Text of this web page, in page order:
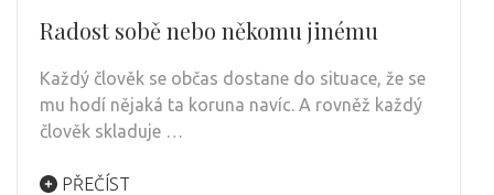
Radost sobě nebo někomu jinému
Každý člověk se občas dostane do situace, že se
mu hodí nějaká ta koruna navíc. A rovněž každý
člověk skladuje …
PŘEČÍST